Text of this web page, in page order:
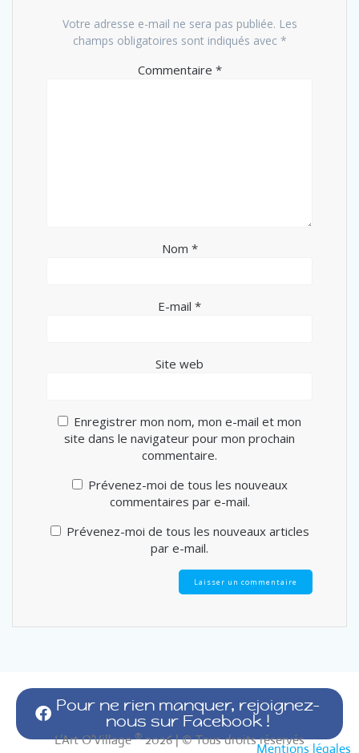
Votre adresse e-mail ne sera pas publiée. Les
champs obligatoires sont indiqués avec *
Commentaire *
Nom *
E-mail *
Site web
Enregistrer mon nom, mon e-mail et mon
site dans le navigateur pour mon prochain
commentaire.
Prévenez-moi de tous les nouveaux
commentaires par e-mail.
Prévenez-moi de tous les nouveaux articles
par e-mail.
Pour ne rien manquer, rejoignez-
nous sur Facebook !
L’Art O’Village ®2026 | © Tous droits réservés
Mentions légales